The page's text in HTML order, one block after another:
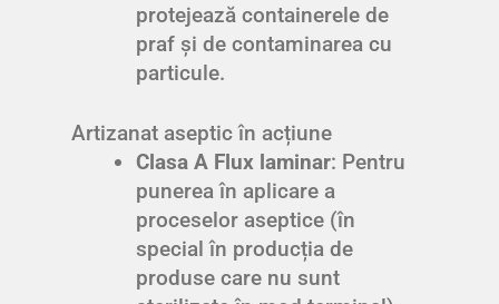
protejează containerele de
praf și de contaminarea cu
particule.
Artizanat aseptic în acțiune
Clasa A Flux laminar: Pentru
punerea în aplicare a
proceselor aseptice (în
special în producția de
produse care nu sunt